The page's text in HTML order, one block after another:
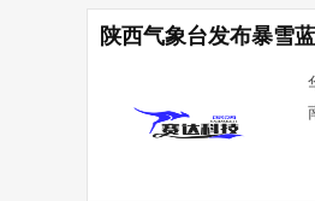
陕西气象台发布暴雪